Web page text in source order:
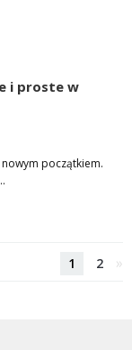
i proste w
początkiem.
1 2 »